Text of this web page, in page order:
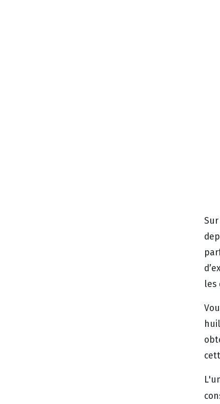
les